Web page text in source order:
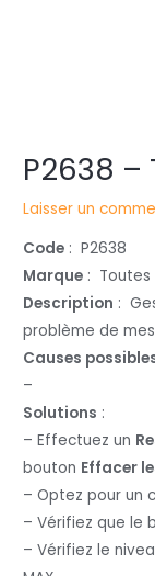
P2638
Laisser un
Code : P2638
Marque : Toutes
Description :
problème de
Causes
–
Solutions :
– Effectuez un
bouton Effacer
– Optez pour un
– Vérifiez que le
– Vérifiez le
des
articles